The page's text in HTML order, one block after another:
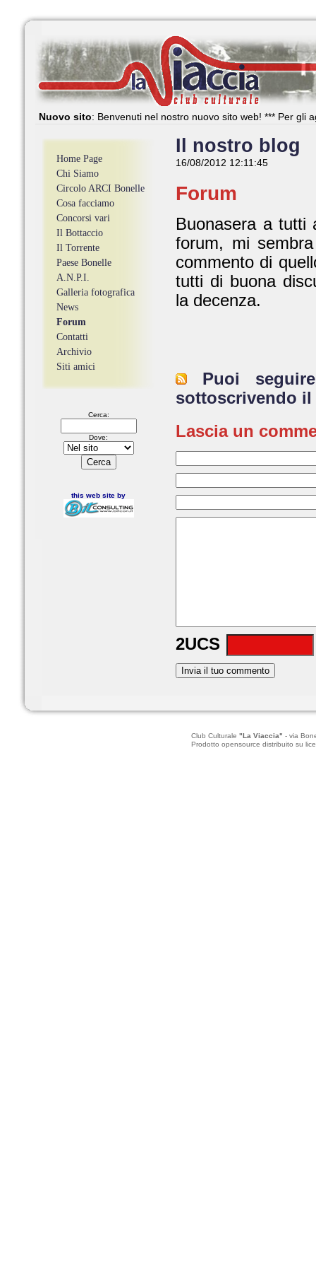
Nuovo sito: Benvenuti nel nostro nuovo sito web! *** Per gli
Home Page
Chi Siamo
Circolo ARCI Bonelle
Cosa facciamo
Concorsi vari
Il Bottaccio
Il Torrente
Paese Bonelle
A.N.P.I.
Galleria fotografica
News
Forum
Contatti
Archivio
Siti amici
Cerca:
Dove:
this web site by
Il nostro blog
16/08/2012 12:11:45
Forum
Buonasera a tutti
forum, mi
commento di
tutti di buona
la decenza.
Puoi
sottoscrivendo il
Lascia un
2UCS
Club Culturale "La Viaccia" - via
Prodotto opensource distribuito su